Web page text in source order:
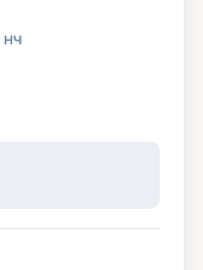
нч